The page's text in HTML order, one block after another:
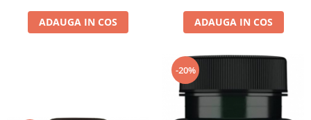
ADAUGA IN COS ADAUGA IN COS
-20%